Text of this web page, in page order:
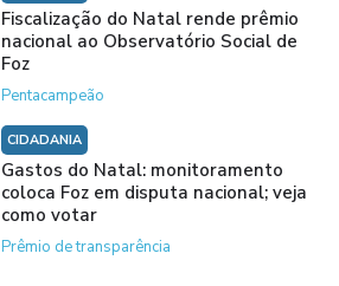
Fiscalização do Natal rende prêmio
nacional ao Observatório Social de
Foz
Pentacampeão
CIDADANIA
Gastos do Natal: monitoramento
coloca Foz em disputa nacional; veja
como votar
Prêmio de transparência